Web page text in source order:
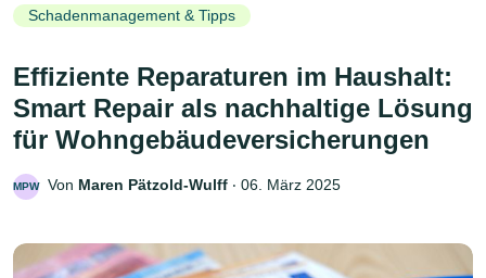
Schadenmanagement & Tipps
Effiziente Reparaturen im Haushalt:
Smart Repair als nachhaltige Lösung
für Wohngebäudeversicherungen
MPW Von Maren Pätzold-Wulff ‧ 06. März 2025